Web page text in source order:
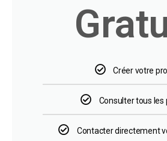
Créer votre
Consulter tous les
Contacter directement